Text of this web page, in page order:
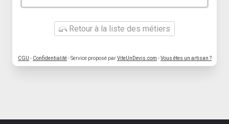
Retour à la liste des métiers
CGU - Confidentialité- Service proposé parViteUnDevis.com -Vous êtes un artisan ?